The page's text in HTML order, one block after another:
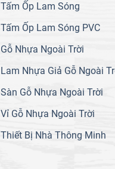
Tấm Ốp Lam Sóng
Tấm Ốp Lam Sóng PVC
Gỗ Nhựa Ngoài Trời
Lam Nhựa Giả Gỗ Ngoài
Sàn Gỗ Nhựa Ngoài Trời
Vỉ Gỗ Nhựa Ngoài Trời
Thiết Bị Nhà Thông Minh